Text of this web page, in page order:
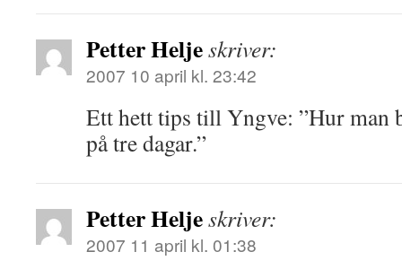
Petter Heljeskriver:
2007 10 april kl. 23:42
Ett hett tips till Yngve: ”Hur man
på tre dagar.”
Petter Heljeskriver:
2007 11 april kl. 01:38